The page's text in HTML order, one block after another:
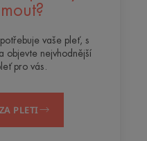
vaše pleť, s
objevte nejvhodnější
pro vás.
PLETI
otázky